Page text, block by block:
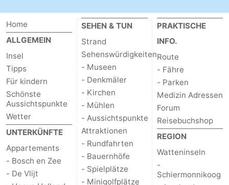
Fähre
-
Parken
Inselhüpfen
Reisebuchshop
Medizin
Adressen
Region
Watteninseln
Home
ALLGEMEIN
Insel
Tipps
Für kindern
Schönste
Aussichtspunkte
Wetter
UNTERKÜNFTE
Appartements
- Bosch en Zee
- De Vlijt
SEHEN & TUN
Strand
Sehenswürdigkeiten
- Museen
- Denkmäler
- Kirchen
- Mühlen
- Aussichtspunkte
Attraktionen
- Rundfahrten
- Bauernhöfe
- Spielplätze
- Minigolfplätze
PRAKTISCHE
INFO.
Route
- Fähre
- Parken
Medizin Adressen
Forum
Reisebuchshop
REGION
Watteninseln
-
Schiermonnikoog